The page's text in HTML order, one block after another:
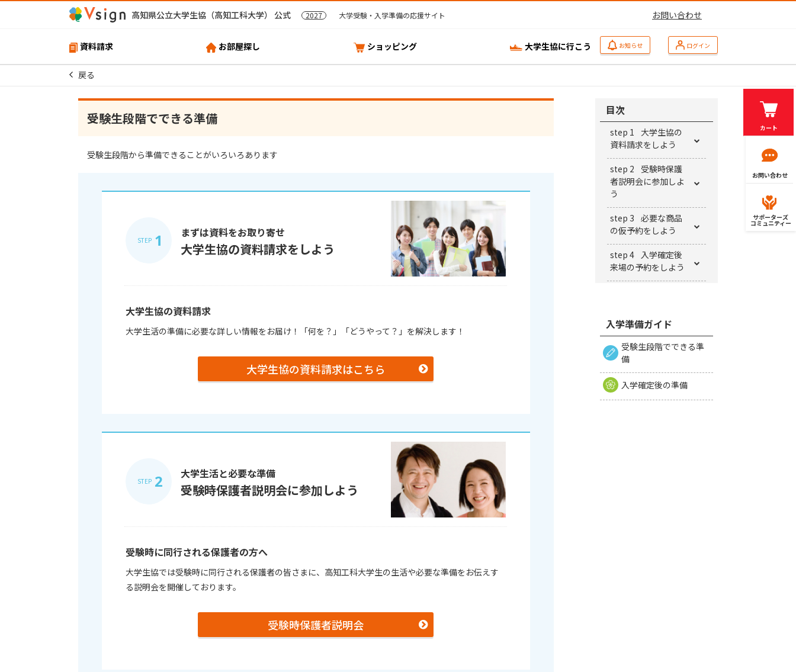
高知県公立大学生協（高知工科大学） 公式 2027 大学受験・入学準備の応援サイト お問い合わせ
資料請求 お部屋探し ショッピング 大学生協に行こう お知らせ ログイン
戻る
受験生段階でできる準備
受験生段階から準備できることがいろいろあります
STEP 1 まずは資料をお取り寄せ
大学生協の資料請求をしよう
大学生協の資料請求
大学生活の準備に必要な詳しい情報をお届け！「何を？」「どうやって？」を解決します！
大学生協の資料請求はこちら
STEP 2 大学生活と必要な準備
受験時保護者説明会に参加しよう
受験時に同行される保護者の方へ
大学生協では受験時に同行される保護者の皆さまに、高知工科大学生の生活や必要な準備をお伝えす
る説明会を開催しております。
受験時保護者説明会
目次
step 1 大学生協の
資料請求をしよう
step 2
受験時保護
者説明会に参加しよ
う
step 3 必要な商品
の仮予約をしよう
step 4 入学確定後
来場の予約をしよう
入学準備ガイド
受験生段階でできる準
備
入学確定後の準備
カート
お問い合わせ
サポーターズ
コミュニティー